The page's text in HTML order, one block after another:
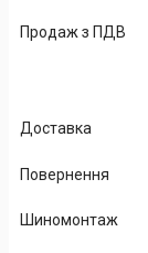
Продаж з ПДВ
Доставка
Повернення
Шиномонтаж